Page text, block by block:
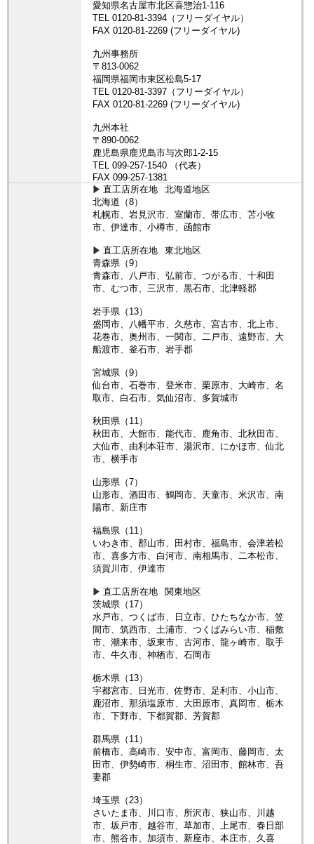
直工店所在地
北海道地区
北海道（8）
札幌市、岩見沢市、室蘭市、帯広市、苫小牧
市、伊達市、小樽市、函館市
直工店所在地
東北地区
青森県（9）
青森市、八戸市、弘前市、つがる市、十和田
市、むつ市、三沢市、黒石市、北津軽郡
岩手県（13）
盛岡市、八幡平市、久慈市、宮古市、北上市、
花巻市、奥州市、一関市、二戸市、遠野市、大
船渡市、釜石市、岩手郡
宮城県（9）
仙台市、石巻市、登米市、栗原市、大崎市、名
取市、白石市、気仙沼市、多賀城市
秋田県（11）
秋田市、大館市、能代市、鹿角市、北秋田市、
大仙市、由利本荘市、湯沢市、にかほ市、仙北
市、横手市
山形県（7）
山形市、酒田市、鶴岡市、天童市、米沢市、南
陽市、新庄市
福島県（11）
いわき市、郡山市、田村市、福島市、会津若松
市、喜多方市、白河市、南相馬市、二本松市、
須賀川市、伊達市
直工店所在地
関東地区
茨城県（17）
水戸市、つくば市、日立市、ひたちなか市、笠
間市、筑西市、土浦市、つくばみらい市、稲敷
市、潮来市、坂東市、古河市、龍ヶ崎市、取手
市、牛久市、神栖市、石岡市
栃木県（13）
宇都宮市、日光市、佐野市、足利市、小山市、
鹿沼市、那須塩原市、大田原市、真岡市、栃木
市、下野市、下都賀郡、芳賀郡
群馬県（11）
前橋市、高崎市、安中市、富岡市、藤岡市、太
田市、伊勢崎市、桐生市、沼田市、館林市、吾
妻郡
埼玉県（23）
さいたま市、川口市、所沢市、狭山市、川越
市、坂戸市、越谷市、草加市、上尾市、春日部
市、熊谷市、加須市、新座市、本庄市、久喜